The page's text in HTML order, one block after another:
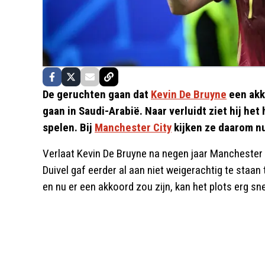
De geruchten gaan dat Kevin De Bruyne een
gaan in Saudi-Arabië. Naar verluidt ziet hij
spelen. Bij Manchester City kijken ze daarom
Verlaat Kevin De Bruyne na negen jaar
Duivel gaf eerder al aan niet weigerachtig te
en nu er een akkoord zou zijn, kan het plots erg